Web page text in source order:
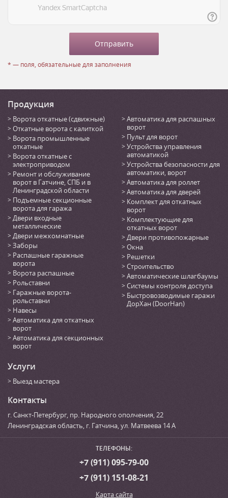
* — поля, обязательные для заполнения
Продукция
Ворота откатные (сдвижные)
Откатные ворота с калиткой
Ворота промышленные
откатные
Ворота откатные с
электроприводом
Ремонт и обслуживание
ворот в Гатчине, СПБ и в
Ленинградской области
Подъемные секционные
ворота для гаража
Двери входные
металлические
Двери межкомнатные
Заборы
Распашные гаражные
ворота
Ворота распашные
Рольставни
Гаражные ворота-
рольставни
Навесы
Автоматика для откатных
ворот
Автоматика для секционных
ворот
Автоматика для распашных
ворот
Пульт для ворот
Устройства управления
автоматикой
Устройства безопасности для
автоматики, ворот
Автоматика для роллет
Автоматика для дверей
Комплект для откатных
ворот
Комплектующие для
откатных ворот
Двери противопожарные
Окна
Решетки
Строительство
Автоматические шлагбаумы
Системы контроля доступа
Быстровозводимые гаражи
ДорХан (DoorHan)
Услуги
Выезд мастера
Контакты
г. Санкт-Петербург, пр. Народного ополчения, 22
Ленинградская область, г. Гатчина,ул. Матвеева 14 А
ТЕЛЕФОНЫ:
+7 (911) 095-79-00
+7 (911) 151-08-21
Карта сайта